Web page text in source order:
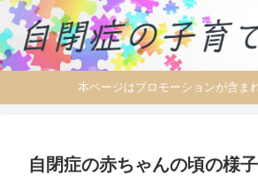
本ページはプロモーションが含ま
自閉症の赤ちゃんの頃の様